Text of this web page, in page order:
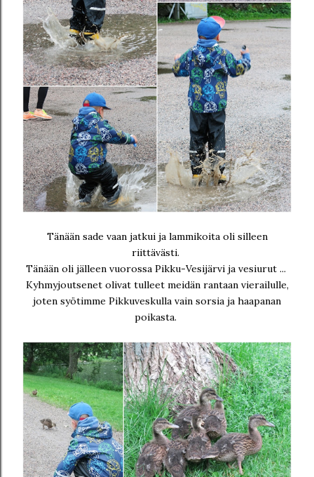
Tänään sade vaan jatkui ja lammikoita oli silleen
riittävästi.
Tänään oli jälleen vuorossa Pikku-Vesijärvi ja vesiurut ...
Kyhmyjoutsenet olivat tulleet meidän rantaan vierailulle,
joten syötimme Pikkuveskulla vain sorsia ja haapanan
poikasta.